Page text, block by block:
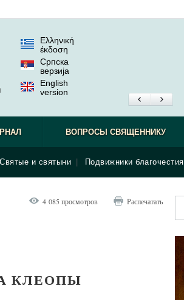
Ελληνική
έκδοση
Српска
верзиjа
English
version
Святые и святыни Подвижники благочестия
ВОПРОСЫ СВЯЩЕННИКУ
4 085 просмотров Распечатать
КЛЕОПЫ